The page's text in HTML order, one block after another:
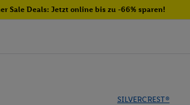
Sale Deals: Jetzt online bis zu -66% sparen!
SILVERCREST®